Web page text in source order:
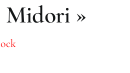
Midori »